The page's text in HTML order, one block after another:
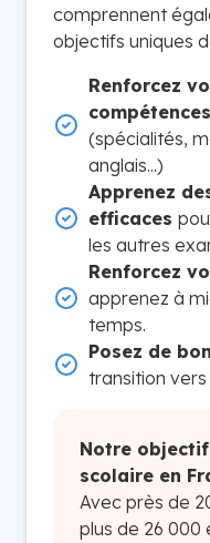
comprennent
objectifs uniques
Renforcez
compétences
(spécialités,
anglais...)
Apprenez
efficaces
les autres
Renforcez
apprenez à
temps.
Posez de
transition
Notre
scolaire en
Avec près de
plus de 26 000